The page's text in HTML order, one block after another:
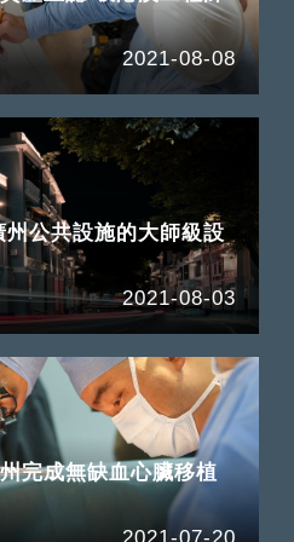
2021-08-08
公共設施的大師級設
2021-08-03
完成無缺血心臟移植